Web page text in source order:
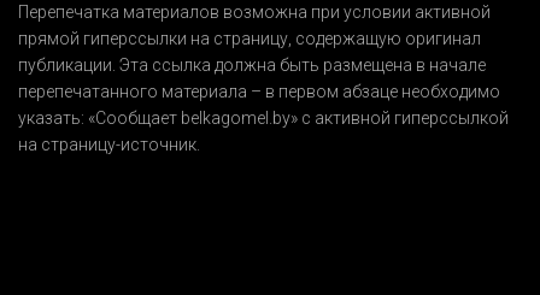
Перепечатка материалов возможна при условии активной
прямой гиперссылки на страницу, содержащую оригинал
публикации. Эта ссылка должна быть размещена в начале
перепечатанного материала – в первом абзаце необходимо
указать: «Сообщает belkagomel.by» с активной гиперссылкой
на страницу-источник.